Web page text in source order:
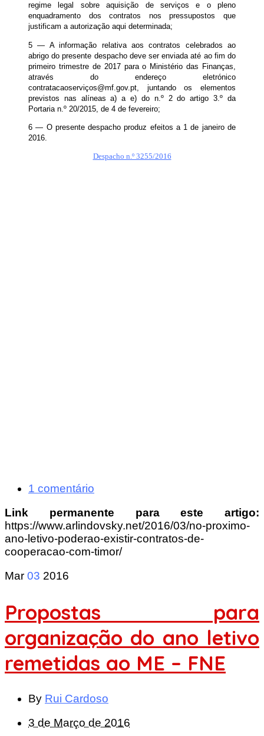
regime legal sobre aquisição de serviços e o pleno
enquadramento dos contratos nos pressupostos que
justificam a autorização aqui determinada;
5 — A informação relativa aos contratos celebrados ao
abrigo do presente despacho deve ser enviada até ao fim do
primeiro trimestre de 2017 para o Ministério das Finanças,
através do endereço eletrónico
contratacaoserviços@mf.gov.pt , juntando os elementos
previstos nas alíneas a) a e) do n.º 2 do artigo 3.º da
Portaria n.º 20/2015, de 4 de fevereiro;
6 — O presente despacho produz efeitos a 1 de janeiro de
2016.
Despacho n.º 3255/2016
1 comentário
Link permanente para este artigo:
https://www.arlindovsky.net/2016/03/no-proximo-
ano-letivo-poderao-existir-contratos-de-
cooperacao-com-timor/
Mar 03 2016
Propostas para
organização do ano letivo
remetidas ao ME – FNE
By Rui Cardoso
3 de Março de 2016